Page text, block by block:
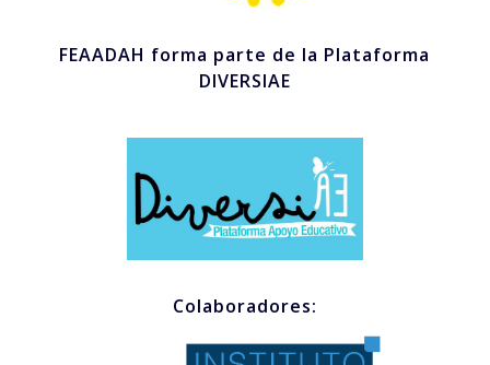
FEAADAH forma parte de la Plataforma
DIVERSIAE
Colaboradores: